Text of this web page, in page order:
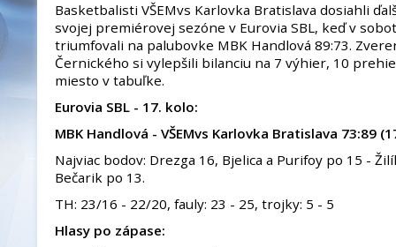
Basketbalisti VŠEMvs Karlovka Bratislava dosiahli
svojej premiérovej sezóne v Eurovia SBL, keď v
triumfovali na palubovke MBK Handlová 89:73.
Černického si vylepšili bilanciu na 7 výhier, 10
miesto v tabuľke.
Eurovia SBL - 17. kolo:
MBK Handlová - VŠEMvs Karlovka Bratislava 73:89
Najviac bodov: Drezga 16, Bjelica a Purifoy po 15 -
Bečarik po 13.
TH: 23/16 - 22/20, fauly: 23 - 25, trojky: 5 - 5
Hlasy po zápase: